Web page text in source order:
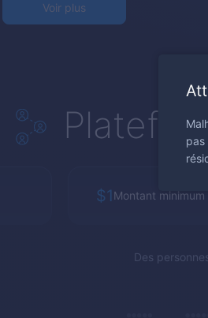
Voir plus
$1Montant
Des
pas